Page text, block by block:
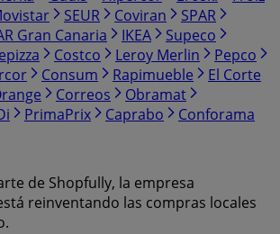
SEUR Coviran
SPAR
Gran Canaria IKEA
Supeco
Costco Leroy Merlin
Pepco
Consum Rapimueble
El Corte
Correos
Obramat
PrimaPrix Caprabo Conforama
de Shopfully, la empresa
reinventando las compras locales